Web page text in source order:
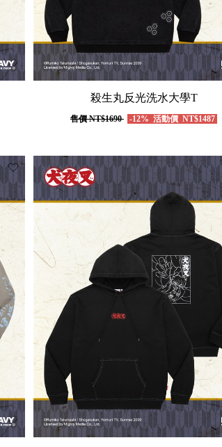
殺生丸反光洗水大學T
售價NT$1690 -12% 活動價 NT$1487